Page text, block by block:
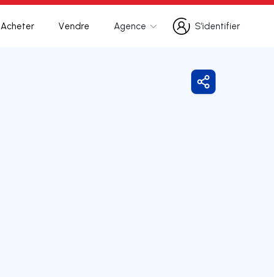
Acheter Vendre Agence
S’identifier
S’identifier
Partager